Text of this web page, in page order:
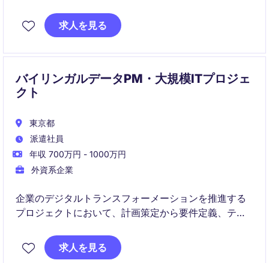
推進します。KPI管理、チーム育成、クライアント対応
を通じて、プロジェクト全体の成果最大化を担いま
求人を見る
バイリンガルデータPM・大規模ITプロジェ
クト
東京都
派遣社員
年収 700万円 - 1000万円
外資系企業
企業のデジタルトランスフォーメーションを推進する
プロジェクトにおいて、計画策定から要件定義、テス
ークホルダーと連携しながら、プロジェクト成功を牽
引するポジションです。
求人を見る